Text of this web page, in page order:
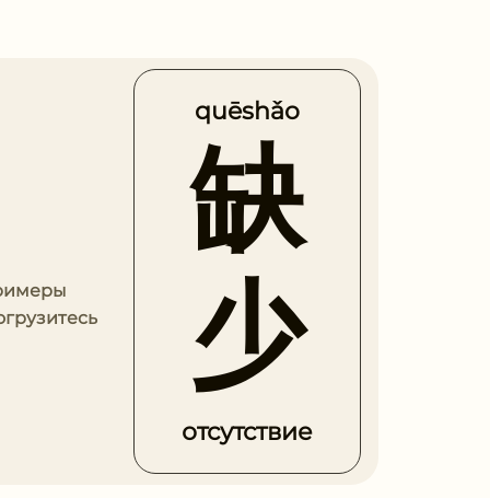
quēshǎo
缺
少
отсутствие